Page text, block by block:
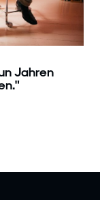
Jahren